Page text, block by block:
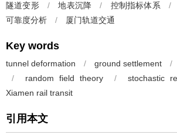
隧道变形 / 地表沉降 / 控制指标体系 /
可靠度分析
/ 厦门轨道交通
Key words
tunnel deformation / ground settlement /
/
random field theory / stochastic
Xiamen rail transit
引用本文